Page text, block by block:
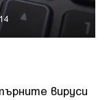
вируси